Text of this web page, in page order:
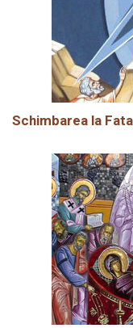
Schimbarea la Fata